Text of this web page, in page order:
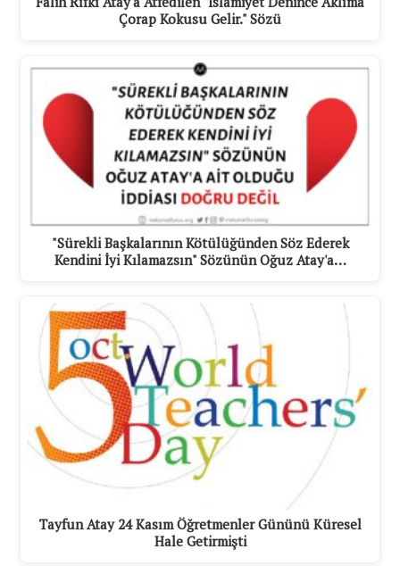
Çorap Kokusu Gelir." Sözü
"Sürekli Başkalarının Kötülüğünden Söz Ederek
Kendini İyi Kılamazsın" Sözünün Oğuz Atay'a…
Tayfun Atay 24 Kasım Öğretmenler Gününü Küresel
Hale Getirmişti